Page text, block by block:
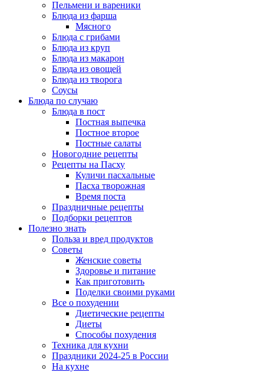
Пельмени и вареники
Блюда из фарша
Мясного
Блюда с грибами
Блюда из круп
Блюда из макарон
Блюда из овощей
Блюда из творога
Соусы
Блюда по случаю
Блюда в пост
Постная выпечка
Постное второе
Постные салаты
Новогодние рецепты
Рецепты на Пасху
Куличи пасхальные
Пасха творожная
Время поста
Праздничные рецепты
Подборки рецептов
Полезно знать
Польза и вред продуктов
Советы
Женские советы
Здоровье и питание
Как приготовить
Поделки своими руками
Все о похудении
Диетические рецепты
Диеты
Способы похудения
Техника для кухни
Праздники 2024-25 в России
На кухне